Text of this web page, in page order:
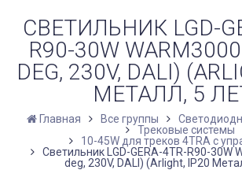
СВЕТИЛЬНИК LGD-
R90-30W
DEG, 230V, DALI)
МЕТАЛЛ, 5
Главная Все группы
Трековые системы
10-45W для треков 4TRA с
Светильник LGD-GERA-4TR-R90-30W
deg, 230V, DALI) (Arlight, IP20